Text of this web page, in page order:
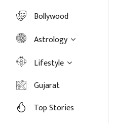
Bollywood
Astrology
Lifestyle
Gujarat
Top Stories